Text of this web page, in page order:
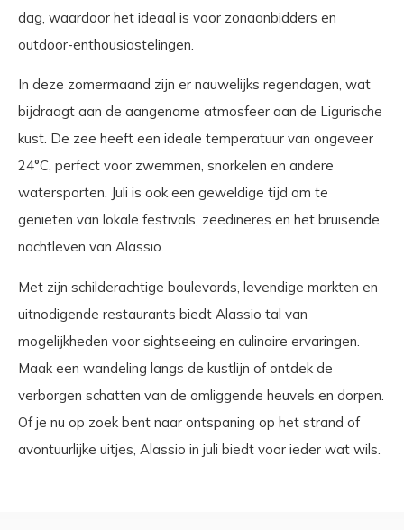
dag, waardoor het ideaal is voor zonaanbidders en
outdoor-enthousiastelingen.
In deze zomermaand zijn er nauwelijks regendagen, wat
bijdraagt aan de aangename atmosfeer aan de Ligurische
kust. De zee heeft een ideale temperatuur van ongeveer
24°C, perfect voor zwemmen, snorkelen en andere
watersporten. Juli is ook een geweldige tijd om te
genieten van lokale festivals, zeedineres en het bruisende
nachtleven van Alassio.
Met zijn schilderachtige boulevards, levendige markten en
uitnodigende restaurants biedt Alassio tal van
mogelijkheden voor sightseeing en culinaire ervaringen.
Maak een wandeling langs de kustlijn of ontdek de
verborgen schatten van de omliggende heuvels en dorpen.
Of je nu op zoek bent naar ontspaning op het strand of
avontuurlijke uitjes, Alassio in juli biedt voor ieder wat wils.